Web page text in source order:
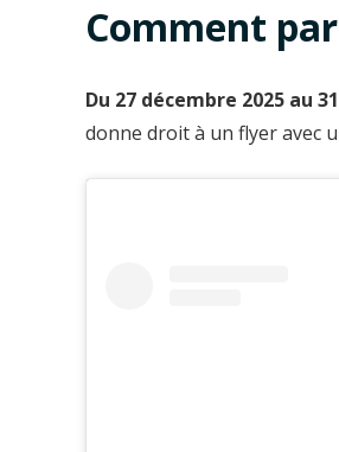
Comment
Du 27 décembre 2025 au
donne droit à un flyer avec